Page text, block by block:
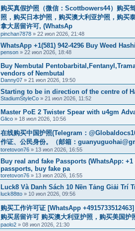
购买真假护照（微信：Scottbowers44）购买
照，购买日本护照，购买澳大利亚护照，购买
拿大居留许可, (WhatsAp
pinchan7878 » 22 июл 2026, 21:48
WhatsApp +1(581) 942-4296 Buy Weed
penson » 22 июл 2026, 18:48
Buy Nembutal
vendors of Nembutal
Danny07 » 21 июл 2026, 19:50
Starting to be in direction of the centre of
StadiumStyleCo » 21 июл 2026, 11:52
Master PoE 2 Twister Spear with u4gm
Glico » 18 июл 2026, 10:56
在线购买中国护照(Telegram：
作证、公民身份。（邮箱：
toretovon76 » 13 июл 2026, 16:55
Buy real and fake Passports (WhatsApp:
passports, buy fake pa
toretovon76 » 13 июл 2026, 16:55
Luck8 Và Danh Sách 10 Nền Tảng Giải Trí
luck88tto » 10 июл 2026, 09:56
购买工作许可证 [WhatsApp
购买居留许可 购买澳大利亚护照，购买美国
paolo2 » 08 июл 2026, 21:30